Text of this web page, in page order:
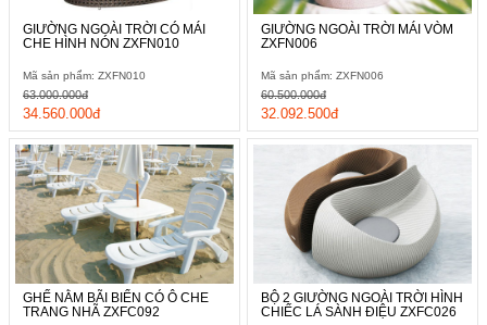
GIƯỜNG NGOÀI TRỜI CÓ MÁI
CHE HÌNH NÓN ZXFN010
Mã sản phẩm: ZXFN010
34.560.000đ
63.000.000đ
GIƯỜNG NGOÀI TRỜI MÁI VÒM
ZXFN006
Mã sản phẩm: ZXFN006
32.092.500đ
60.500.000đ
GHẾ NẰM BÃI BIỂN CÓ Ô CHE
TRANG NHÃ ZXFC092
BỘ 2 GIƯỜNG NGOÀI TRỜI HÌNH
CHIẾC LÁ SÀNH ĐIỆU ZXFC026